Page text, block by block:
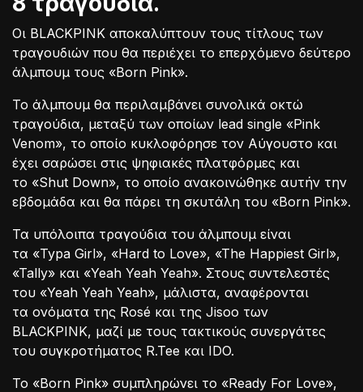
Οι BLACKPINK αποκαλύπτουν τους τίτλους των
τραγουδιών που θα περιέχει το επερχόμενο δεύτερο
άλμπουμ τους «Born Pink».
Το άλμπουμ θα περιλαμβάνει συνολικά οκτώ
τραγούδια, μεταξύ των οποίων lead single «Pink
Venom», το οποίο κυκλοφόρησε τον Αύγουστο και
έχει σαρώσει στις ψηφιακές πλατφόρμες και
το «Shut Down», το οποίο ανακοινώθηκε αυτήν την
εβδομάδα και θα πάρει τη σκυτάλη του «Born Pink».
Τα υπόλοιπα τραγούδια του άλμπουμ είναι
τα «Typa Girl», «Hard to Love», «The Happiest Girl»,
«Tally» και «Yeah Yeah Yeah». Στους συντελεστές
του «Yeah Yeah Yeah», μάλιστα, αναφέρονται
τα ονόματα της Rosé και της Jisoo των
BLACKPINK, μαζί με τους τακτικούς συνεργάτες
του συγκροτήματος R.Tee και IDO.
Το «Born Pink» συμπληρώνει το «Ready For Love»,